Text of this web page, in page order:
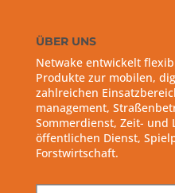
ÜBER UNS
Netwake entwickelt
Produkte zur mobilen,
zahlreichen
management,
Sommerdienst, Zeit- und
öffentlichen Dienst,
Forstwirtschaft.